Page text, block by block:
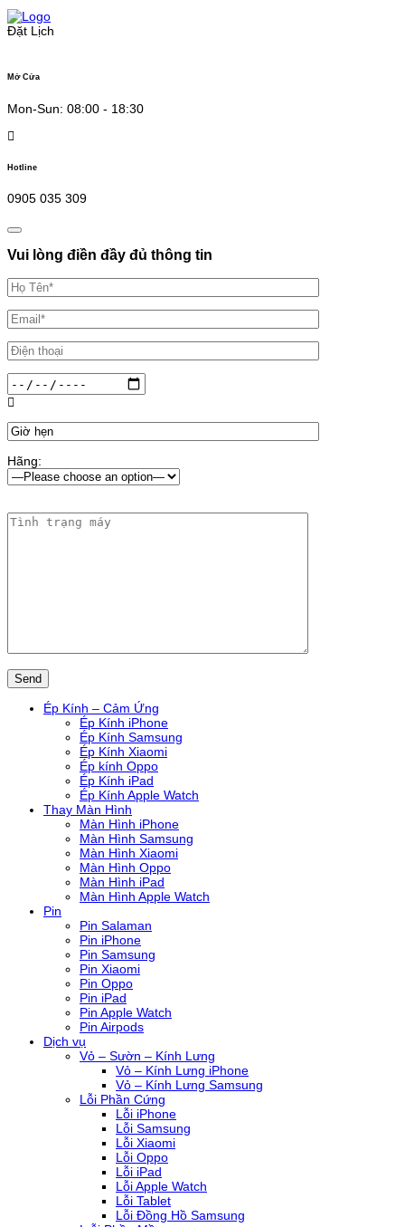
Skip
to
Đặt Lịch
Mở Cửa
Mon-Sun: 08:00 - 18:30
Hotline
0905 035 309
Vui lòng điền đầy đủ thông tin
Hãng:
Ép Kính – Cảm Ứng
Ép Kính iPhone
Ép Kính Samsung
Ép Kính Xiaomi
Ép kính Oppo
Ép Kính iPad
Ép Kính Apple Watch
Thay Màn Hình
Màn Hình iPhone
Màn Hình Samsung
Màn Hình Xiaomi
Màn Hình Oppo
Màn Hình iPad
Màn Hình Apple Watch
Pin
Pin Salaman
Pin iPhone
Pin Samsung
Pin Xiaomi
Pin Oppo
Pin iPad
Pin Apple Watch
Pin Airpods
Dịch vụ
Vỏ – Sườn – Kính Lưng
Vỏ – Kính Lưng iPhone
Vỏ – Kính Lưng Samsung
Lỗi Phần Cứng
Lỗi iPhone
Lỗi Samsung
Lỗi Xiaomi
Lỗi Oppo
Lỗi iPad
Lỗi Apple Watch
Lỗi Tablet
Lỗi Đồng Hồ Samsung